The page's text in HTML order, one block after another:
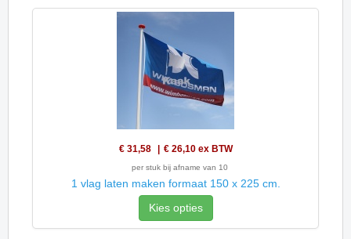
€ 31,58 € 26,10 ex BTW
per stuk bij afname van 10
1 vlag laten maken formaat 150 x 225 cm.
Kies opties